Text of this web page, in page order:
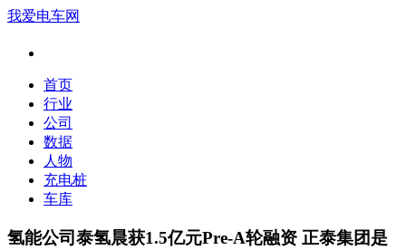
我爱电车网
首页
行业
公司
数据
人物
充电桩
车库
氢能公司泰氢晨获1.5亿元Pre-A轮融资 正泰集团是